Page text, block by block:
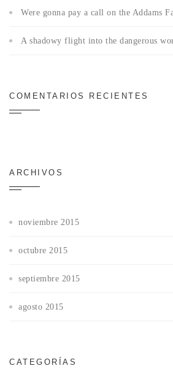
Were gonna pay a call on the Addams
A shadowy flight into the dangerous
COMENTARIOS RECIENTES
ARCHIVOS
noviembre 2015
octubre 2015
septiembre 2015
agosto 2015
CATEGORÍAS